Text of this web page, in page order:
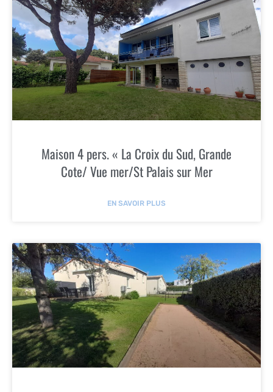
Maison 4 pers. « La Croix du Sud, Grande
Cote/ Vue mer/St Palais sur Mer
EN SAVOIR PLUS